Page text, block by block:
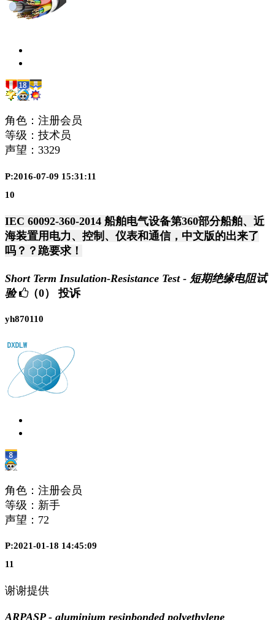
角色：注册会员
等级：技术员
声望： 3329
P:2016-07-09 15:31:11
10
IEC 60092-360-2014 船舶电气设备第360部分船舶、近
海装置用电力、控制、仪表和通信，中文版的出来了
吗？？跪要求！
Short Term Insulation-Resistance Test - 短期绝缘电阻试
验
（0） 投诉
yh870110
角色：注册会员
等级：新手
声望： 72
P:2021-01-18 14:45:09
11
谢谢提供
ARPASP - aluminium resinbonded polyethylene